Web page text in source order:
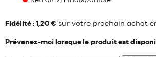
Fidélité : 1,20 € sur votre prochain achat
Prévenez-moi lorsque le produit est